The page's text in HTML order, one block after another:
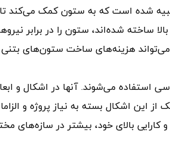
شده است که به ستون کمک می‌کند تا
ساخته شده‌اند، ستون را در برابر
هزینه‌های ساخت ستون‌های بتنی
استفاده می‌شوند. آنها در اشکال و
این اشکال بسته به نیاز پروژه و
بالای خود، بیشتر در سازه‌های